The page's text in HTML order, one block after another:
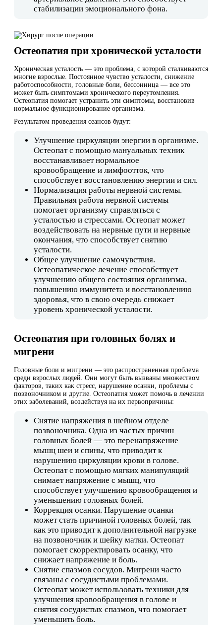
стабилизации эмоционального фона.
Остеопатия при хронической усталости
Хроническая усталость — это проблема, с которой сталкиваются
многие взрослые. Постоянное чувство усталости, снижение
работоспособности, головные боли, бессонница — все это
может быть симптомами хронического переутомления.
Остеопатия помогает устранить эти симптомы, восстановив
нормальное функционирование организма.
Результатом проведения сеансов будут:
Улучшение циркуляции энергии в организме.
Остеопат с помощью мануальных техник
восстанавливает нормальное
кровообращение и лимфоотток, что
способствует восстановлению энергии и сил.
Нормализация работы нервной системы.
Правильная работа нервной системы
помогает организму справляться с
усталостью и стрессами. Остеопат может
воздействовать на нервные пути и нервные
окончания, что способствует снятию
усталости.
Общее улучшение самочувствия.
Остеопатическое лечение способствует
улучшению общего состояния организма,
повышению иммунитета и восстановлению
здоровья, что в свою очередь снижает
уровень хронической усталости.
Остеопатия при головных болях и
мигрени
Головные боли и мигрени — это распространенная проблема
среди взрослых людей. Они могут быть вызваны множеством
факторов, таких как стресс, нарушение осанки, проблемы с
позвоночником и другие. Остеопатия может помочь в лечении
этих заболеваний, воздействуя на их первопричины:
Снятие напряжения в шейном отделе
позвоночника. Одна из частых причин
головных болей — это перенапряжение
мышц шеи и спины, что приводит к
нарушению циркуляции крови в голове.
Остеопат с помощью мягких манипуляций
снимает напряжение с мышц, что
способствует улучшению кровообращения и
уменьшению головных болей.
Коррекция осанки. Нарушение осанки
может стать причиной головных болей, так
как это приводит к дополнительной нагрузке
на позвоночник и шейку матки. Остеопат
помогает скорректировать осанку, что
снижает напряжение и боль.
Снятие спазмов сосудов. Мигрени часто
связаны с сосудистыми проблемами.
Остеопат может использовать техники для
улучшения кровообращения в голове и
снятия сосудистых спазмов, что помогает
уменьшить боль.